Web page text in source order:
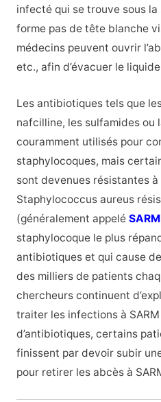
infecté qui se trouve sous
forme pas de tête blanche
médecins peuvent ouvrir
etc., afin d’évacuer le
Les antibiotiques tels que
nafcilline, les sulfamides ou
couramment utilisés pour
staphylocoques, mais
sont devenues résistantes
Staphylococcus aureus
(généralement appelé SARM
staphylocoque le plus
antibiotiques et qui cause
des milliers de patients
chercheurs continuent
traiter les infections à
d’antibiotiques, certains
finissent par devoir subir
pour retirer les abcès à